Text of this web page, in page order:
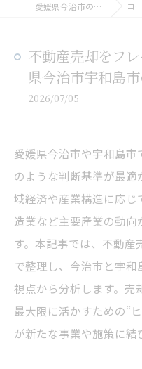
愛媛県今治市の不動産売却なら片山R商会 コラム
不動産売却をフ
県今治市宇和島
2026/07/05
愛媛県今治市や宇和島
のような判断基準が最
域経済や産業構造に応
造業など主要産業の動向
す。本記事では、不動産
で整理し、今治市と宇
視点から分析します。売
最大限に活かすための“
が新たな事業や施策に結